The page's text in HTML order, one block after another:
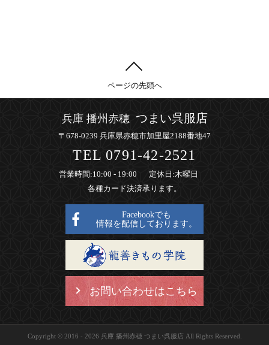
ページの先頭へ
兵庫 播州赤穂 つまい呉服店
〒678-0239 兵庫県赤穂市加里屋2188番地47
TEL 0791-42-2521
営業時間 :10:00 - 19:00 定休日 :木曜日
各種カード決済承ります。
Facebookでも
情報を配信しております。
お問い合わせはこちら
Copyright © 2016 - 2026 兵庫 播州赤穂 つまい呉服店 All Rights Reserved.